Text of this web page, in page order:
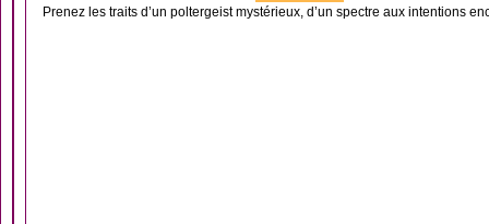
Prenez les traits d’un poltergeist mystérieux, d’un spectre aux intentions